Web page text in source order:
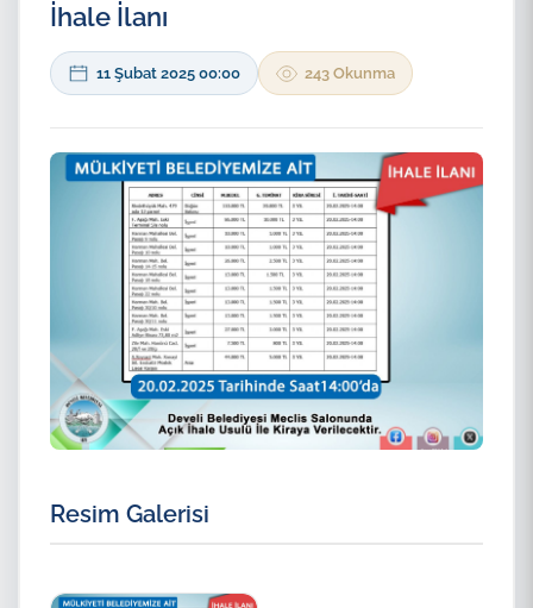
İhale İlanı
11 Şubat 2025 00:00 243 Okunma
Resim Galerisi